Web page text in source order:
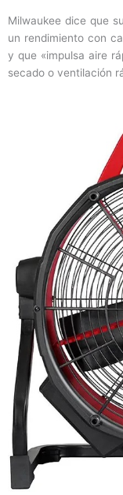
Milwaukee dice que
un rendimiento con
y que «impulsa aire
secado o ventilación